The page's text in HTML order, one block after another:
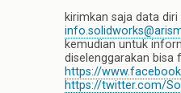
kirimkan saja data diri
kemudian untuk
diselenggarakan bisa
https://
https://twitter.com/